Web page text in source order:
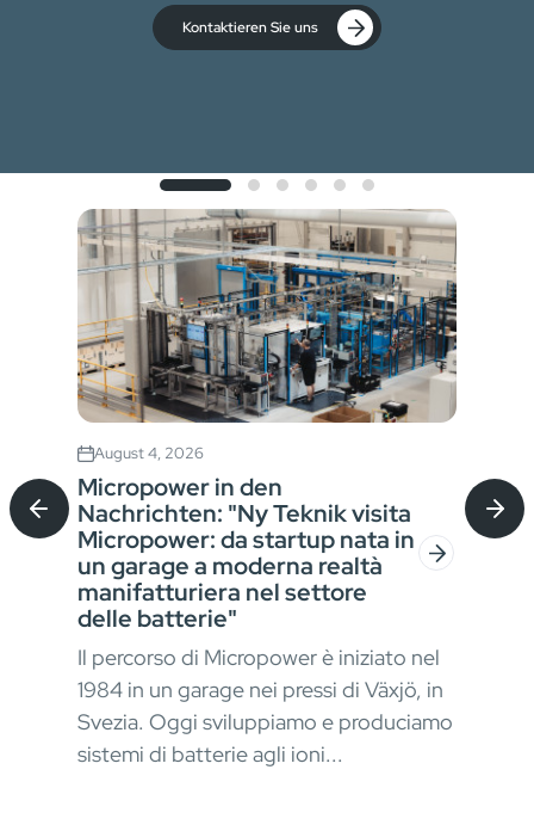
Kontaktieren Sie uns
August 4, 2026
Micropower in den
Nachrichten: "Ny Teknik visita
Micropower: da startup nata in
un garage a moderna realtà
manifatturiera nel settore
delle batterie"
Il percorso di Micropower è iniziato nel
1984 in un garage nei pressi di Växjö, in
Svezia. Oggi sviluppiamo e produciamo
sistemi di batterie agli ioni...
für